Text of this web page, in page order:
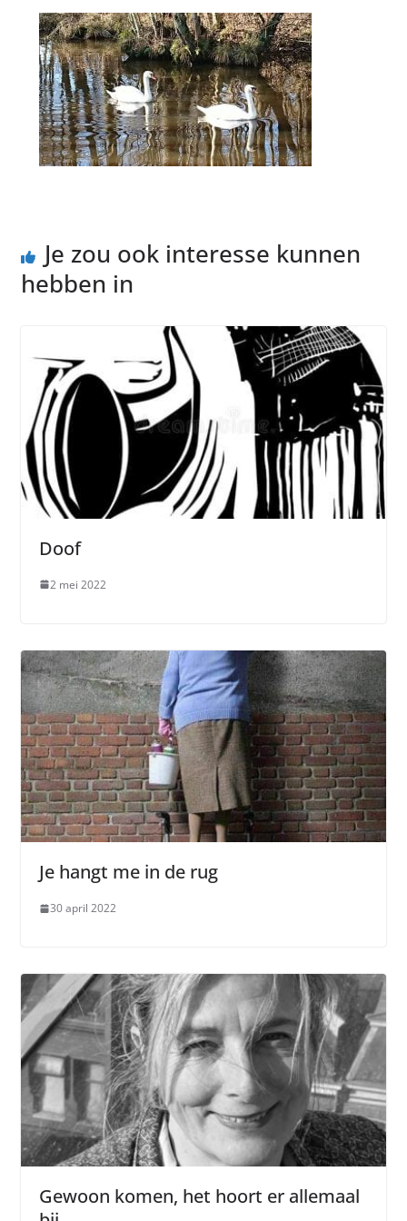
Je zou ook interesse kunnen
hebben in
Doof
2 mei 2022
Je hangt me in de rug
30 april 2022
Gewoon komen, het hoort er allemaal